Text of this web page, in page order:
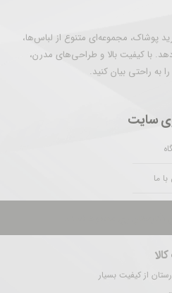
از کیفیت بسیار
پوشاک، مجموعه‌ای متنوع از لباس‌ها،
با کیفیت بالا و طراحی‌های مدرن،
به راحتی بیان کنید.
سایت
ما